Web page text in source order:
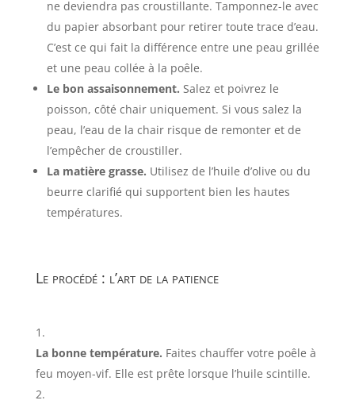
ne deviendra pas croustillante. Tamponnez-le avec
du papier absorbant pour retirer toute trace d’eau.
C’est ce qui fait la différence entre une peau grillée
et une peau collée à la poêle.
Le bon assaisonnement. Salez et poivrez le
poisson, côté chair uniquement. Si vous salez la
peau, l’eau de la chair risque de remonter et de
l’empêcher de croustiller.
La matière grasse. Utilisez de l’huile d’olive ou du
beurre clarifié qui supportent bien les hautes
températures.
Le procédé : l’art de la patience
La bonne température. Faites chauffer votre poêle à
feu moyen-vif. Elle est prête lorsque l’huile scintille.